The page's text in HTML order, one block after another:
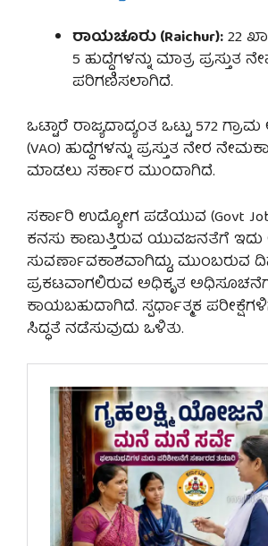
ರಾಯಚೂರು (Raichur):22
5 ಹುದ್ದೆಗಳನ್ನು ಮಾತ್ರ ಪ್ರಸ್ತುತ
ಪರಿಗಣಿಸಲಾಗಿದೆ.
ಒಟ್ಟಾರೆ ರಾಜ್ಯದಾದ್ಯಂತ ಒಟ್ಟು 572
(VAO) ಹುದ್ದೆಗಳನ್ನು ಪ್ರಸ್ತುತ ನೇರ
ಮಾಡಲು ಸರ್ಕಾರ ಮುಂದಾಗಿದೆ.
ಸರ್ಕಾರಿ ಉದ್ಯೋಗ ಪಡೆಯುವ (Govt Job
ಕನಸು ಕಾಣುತ್ತಿರುವ ಯುವಜನತೆಗೆ ಇದು
ಸುವರ್ಣಾವಕಾಶವಾಗಿದ್ದು, ಮುಂಬರುವ
ಪ್ರಕಟವಾಗಲಿರುವ ಅಧಿಕೃತ
ಕಾಯಬಹುದಾಗಿದೆ. ಸ್ಪರ್ಧಾತ್ಮಕ
ಸಿದ್ಧತೆ ನಡೆಸುವುದು ಒಳಿತು.